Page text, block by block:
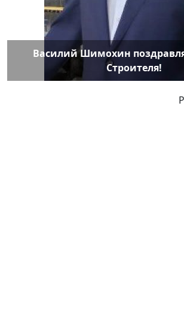
Василий Шимохин
Строителя!